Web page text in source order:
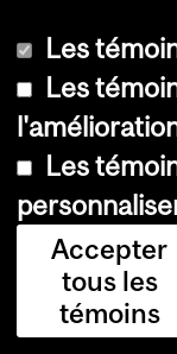
s
str
uc
tur
es
plu
Les
Les
Les
Accepter
tous les
témoins